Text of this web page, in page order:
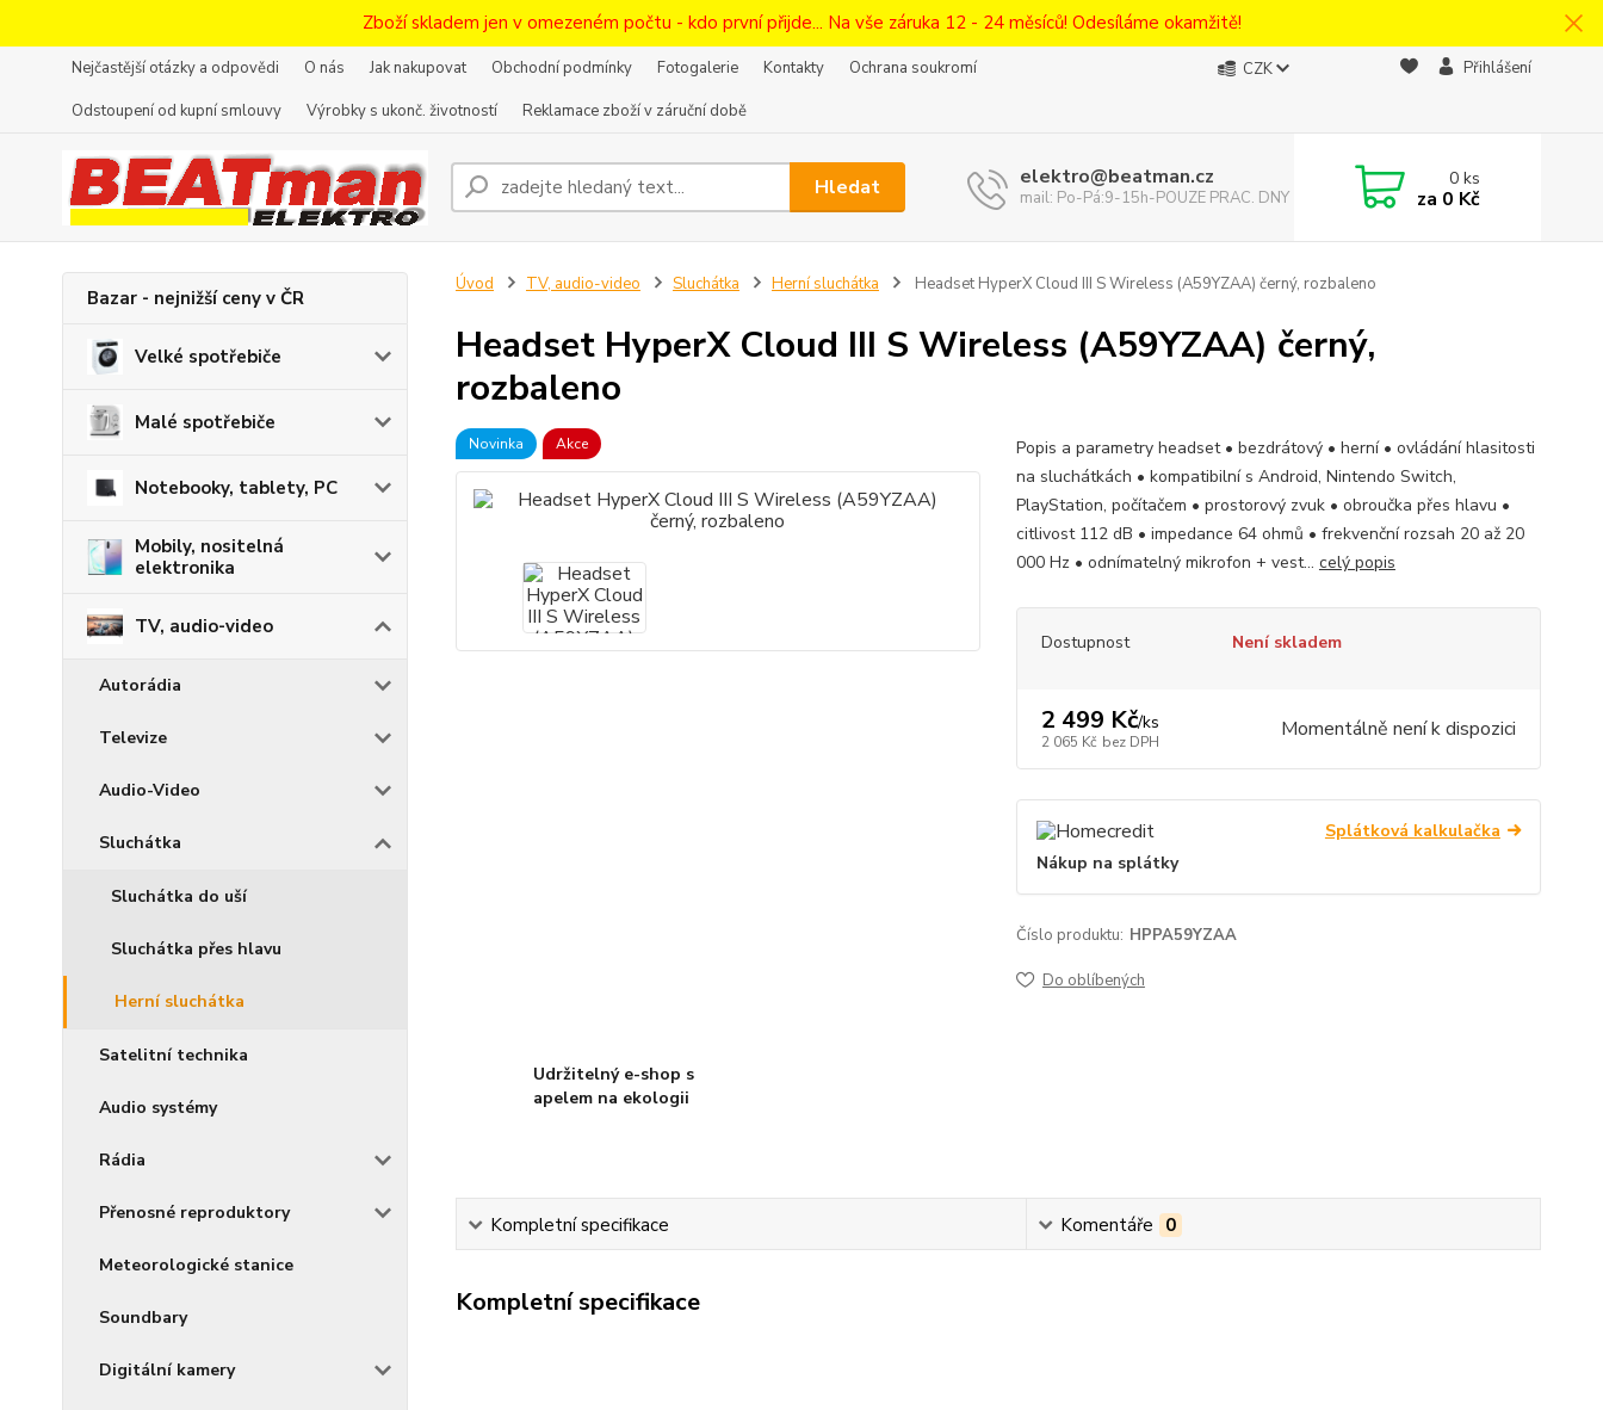
Zboží skladem jen v omezeném počtu - kdo první přijde... Na vše záruka 12 - 24 měsíců! Odesíláme okamžitě!
Nejčastější otázky a odpovědi O nás Jak nakupovat Obchodní podmínky Fotogalerie Kontakty
Ochrana soukromí
Odstoupení od kupní smlouvy
Výrobky s ukonč. životností Reklamace zboží v záruční době
CZK Přihlášení
Hledat elektro@beatman.cz
mail: Po-Pá:9-15h-POUZE PRAC. DNY
0ks
za 0 Kč
Bazar - nejnižší ceny v ČR
Velké spotřebiče
Malé spotřebiče
Notebooky, tablety, PC
Mobily, nositelná
elektronika
TV, audio-video
Autorádia
Televize
Audio-Video
Sluchátka
Sluchátka do uší
Sluchátka přes hlavu
Herní sluchátka
Satelitní technika
Audio systémy
Rádia
Přenosné reproduktory
Meteorologické stanice
Soundbary
Digitální kamery
Úvod TV, audio-video Sluchátka Herní sluchátka Headset HyperX Cloud III S Wireless (A59YZAA) černý, rozbaleno
Headset HyperX Cloud III S Wireless (A59YZAA) černý,
rozbaleno
Novinka Akce
Popis a parametry headset • bezdrátový • herní • ovládání hlasitosti
na sluchátkách • kompatibilní s Android, Nintendo Switch,
PlayStation, počítačem • prostorový zvuk • obroučka přes hlavu •
citlivost 112 dB • impedance 64 ohmů • frekvenční rozsah 20 až 20
000 Hz • odnímatelný mikrofon + vest... celý popis
Dostupnost Není skladem
2 499 Kč/ks
2 065 Kč bez DPH Momentálně není k dispozici
Splátková kalkulačka
Nákup na splátky
Číslo produktu: HPPA59YZAA
Do oblíbených
Udržitelný e-shop s
apelem na ekologii
Kompletní specifikace Komentáře 0
Kompletní specifikace